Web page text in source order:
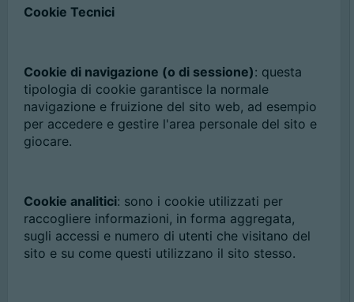
Cookie Tecnici
Cookie di navigazione (o di sessione): questa
tipologia di cookie garantisce la normale
navigazione e fruizione del sito web, ad esempio
per accedere e gestire l'area personale del sito e
giocare.
Cookie analitici: sono i cookie utilizzati per
raccogliere informazioni, in forma aggregata,
sugli accessi e numero di utenti che visitano del
sito e su come questi utilizzano il sito stesso.